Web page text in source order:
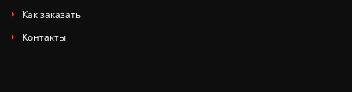
Как заказать
Контакты